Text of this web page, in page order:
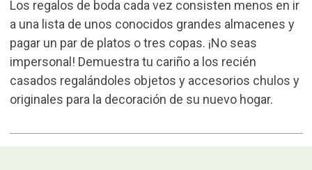
Los regalos de boda cada vez consisten menos en ir
a una lista de unos conocidos grandes almacenes y
pagar un par de platos o tres copas. ¡No seas
impersonal! Demuestra tu cariño a los recién
casados regalándoles objetos y accesorios chulos y
originales para la decoración de su nuevo hogar.